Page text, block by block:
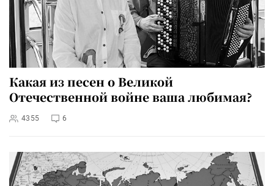
Какая из песен о Великой
Отечественной войне ваша любимая?
4355 6